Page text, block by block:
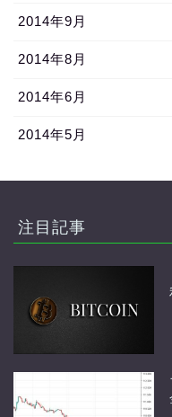
2014年9月
2014年8月
2014年6月
2014年5月
注目記事